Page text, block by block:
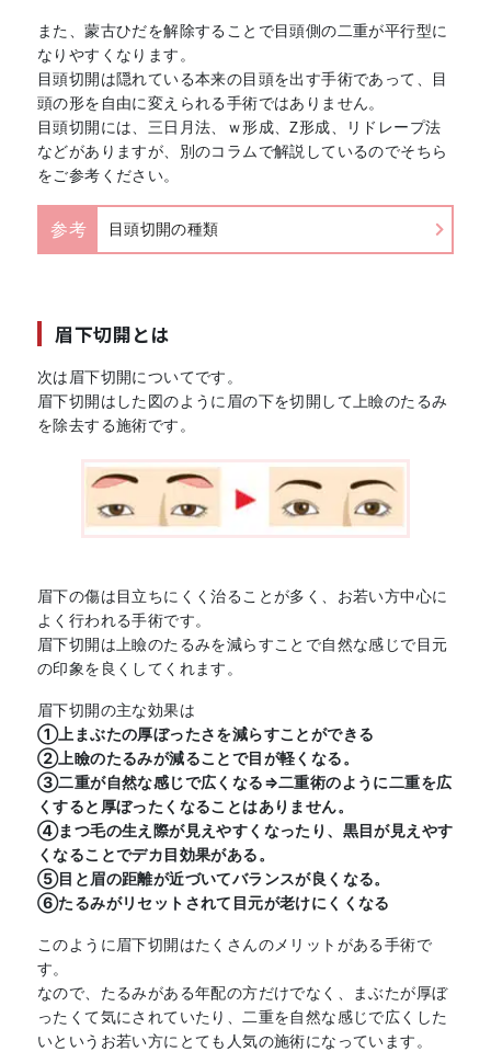
また、蒙古ひだを解除することで目頭側の二重が平行型に
なりやすくなります。
目頭切開は隠れている本来の目頭を出す手術であって、目
頭の形を自由に変えられる手術ではありません。
目頭切開には、三日月法、ｗ形成、Z形成、リドレープ法
などがありますが、別のコラムで解説しているのでそちら
をご参考ください。
参考 目頭切開の種類
眉下切開とは
次は眉下切開についてです。
眉下切開はした図のように眉の下を切開して上瞼のたるみ
を除去する施術です。
眉下の傷は目立ちにくく治ることが多く、お若い方中心に
よく行われる手術です。
眉下切開は上瞼のたるみを減らすことで自然な感じで目元
の印象を良くしてくれます。
眉下切開の主な効果は
①上まぶたの厚ぼったさを減らすことができる
②上瞼のたるみが減ることで目が軽くなる。
③二重が自然な感じで広くなる⇒二重術のように二重を広
くすると厚ぼったくなることはありません。
④まつ毛の生え際が見えやすくなったり、黒目が見えやす
くなることでデカ目効果がある。
⑤目と眉の距離が近づいてバランスが良くなる。
⑥たるみがリセットされて目元が老けにくくなる
このように眉下切開はたくさんのメリットがある手術で
す。
なので、たるみがある年配の方だけでなく、まぶたが厚ぼ
ったくて気にされていたり、二重を自然な感じで広くした
いというお若い方にとても人気の施術になっています。